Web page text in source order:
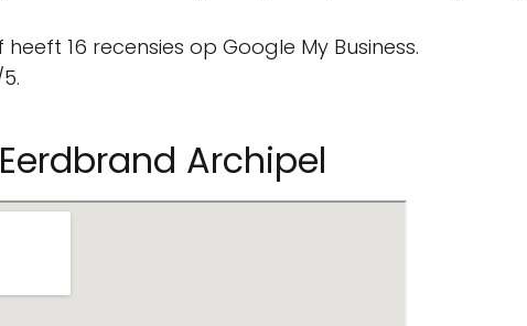
heeft 16 recensies op Google My Business.
Archipel